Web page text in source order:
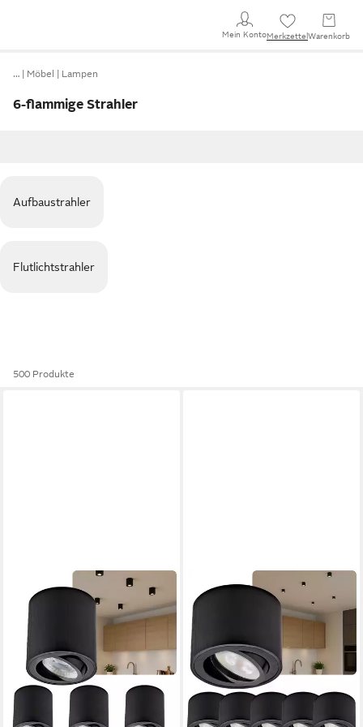
Mein KontoMerkzettel Warenkorb
… Möbel Lampen
6-flammige Strahler
Aufbaustrahler
Flutlichtstrahler
500 Produkte